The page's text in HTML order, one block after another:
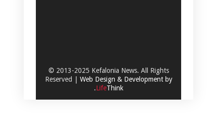
© 2013-2025 Kefalonia News. All Rights
Reserved | Web Design & Development by
.LifeThink